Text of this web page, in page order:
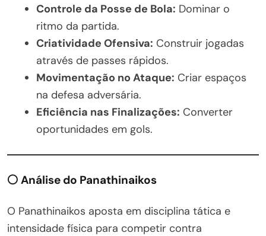
Controle da Posse de Bola: Dominar o
ritmo da partida.
Criatividade Ofensiva: Construir jogadas
através de passes rápidos.
Movimentação no Ataque: Criar espaços
na defesa adversária.
Eficiência nas Finalizações: Converter
oportunidades em gols.
⚪ Análise do Panathinaikos
O Panathinaikos aposta em disciplina tática e
intensidade física para competir contra